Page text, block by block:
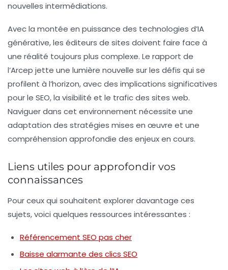
nouvelles intermédiations.
Avec la montée en puissance des technologies d’IA
générative, les éditeurs de sites doivent faire face à
une réalité toujours plus complexe. Le rapport de
l’Arcep jette une lumière nouvelle sur les défis qui se
profilent à l’horizon, avec des implications significatives
pour le SEO, la visibilité et le trafic des sites web.
Naviguer dans cet environnement nécessite une
adaptation des stratégies mises en œuvre et une
compréhension approfondie des enjeux en cours.
Liens utiles pour approfondir vos
connaissances
Pour ceux qui souhaitent explorer davantage ces
sujets, voici quelques ressources intéressantes :
Référencement SEO pas cher
Baisse alarmante des clics SEO